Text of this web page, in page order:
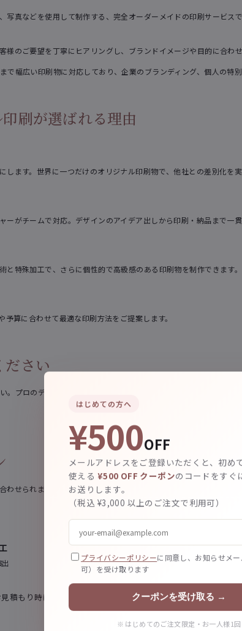
写真などを使用して制作する、完全オーダーメイドの印刷サービ
のご要望を丁寧にヒアリングし、ブランドイメージや目的に合わ
幅広い印刷物に対応しており、企業のブランディング、個人の特
刷が選ばれる理由
ます。世界に一つだけのオリジナル印刷物で、他社との差別化を実
がチームで対応。デザインのアイデア出しから印刷・納品まで一貫
特殊加工で、さらに個性的で高級感のある印刷物を制作できます。
算に合わせて最適な印刷方法をご提案します。
ださい
。プロのデザイナーが最適なプランをご提案します。相談・お見積
せられます。
出
型抜き (ダイカット)
独自形状に切り抜き
ラミ
光沢・
積もり時にご案内します。
はじめての方へ
¥500OFF
メールアドレスをご登録いただくと、初め
使える ¥500 OFF クーポンのコードをすぐ
お送りします。
（税込 ¥3,000 以上のご注文で利用可）
プライバシーポリシーに同意し、お知らせメ
可）を受け取ります
クーポンを受け取る →
※ はじめてのご注文限定・お一人様1回